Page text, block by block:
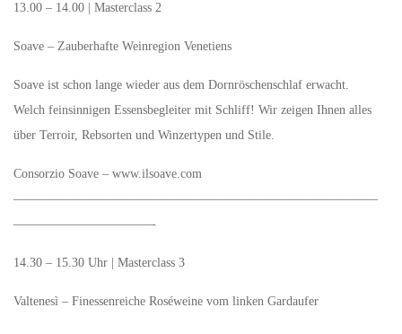
13.00 – 14.00 | Masterclass 2
Soave – Zauberhafte Weinregion Venetiens
Soave ist schon lange wieder aus dem Dornröschenschlaf erwacht.
Welch feinsinnigen Essensbegleiter mit Schliff! Wir zeigen Ihnen alles
über Terroir, Rebsorten und Winzertypen und Stile.
Consorzio Soave – www.ilsoave.com
—————————————————————————————
———————————-
14.30 – 15.30 Uhr | Masterclass 3
Valtenesì – Finessenreiche Roséweine vom linken Gardaufer